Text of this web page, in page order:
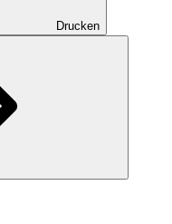
Drucken